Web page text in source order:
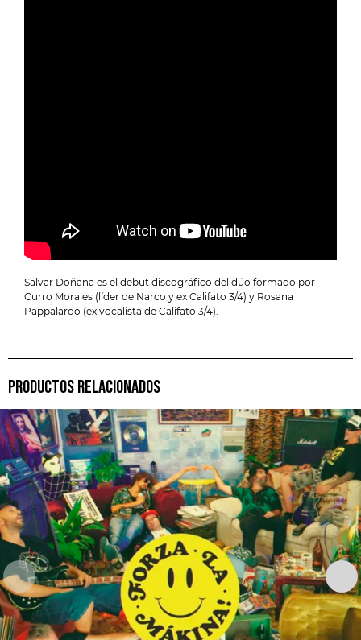
Salvar Doñana es el debut discográfico del dúo formado por
Curro Morales (líder de Narco y ex Califato 3/4) y Rosana
Pappalardo (ex vocalista de Califato 3/4).
PRODUCTOS RELACIONADOS